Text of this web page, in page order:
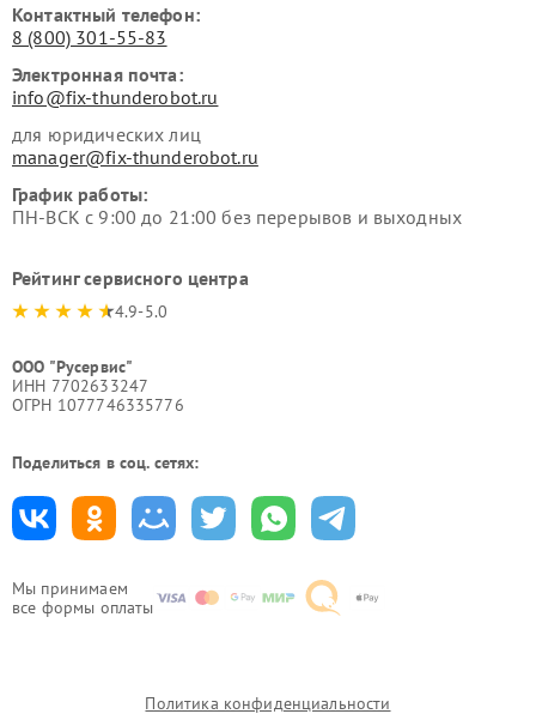
Мы принимаем
все формы оплаты
Контактный телефон:
8 (800) 301-55-83
Электронная почта:
info@fix-thunderobot.ru
для юридических лиц
manager@fix-thunderobot.ru
График работы:
ПН-ВСК с 9:00 до 21:00 без перерывов и выходных
Рейтинг сервисного центра
4.9-5.0
ООО "Русервис"
ИНН 7702633247
ОГРН 1077746335776
Поделиться в соц. сетях:
Политика конфиденциальности